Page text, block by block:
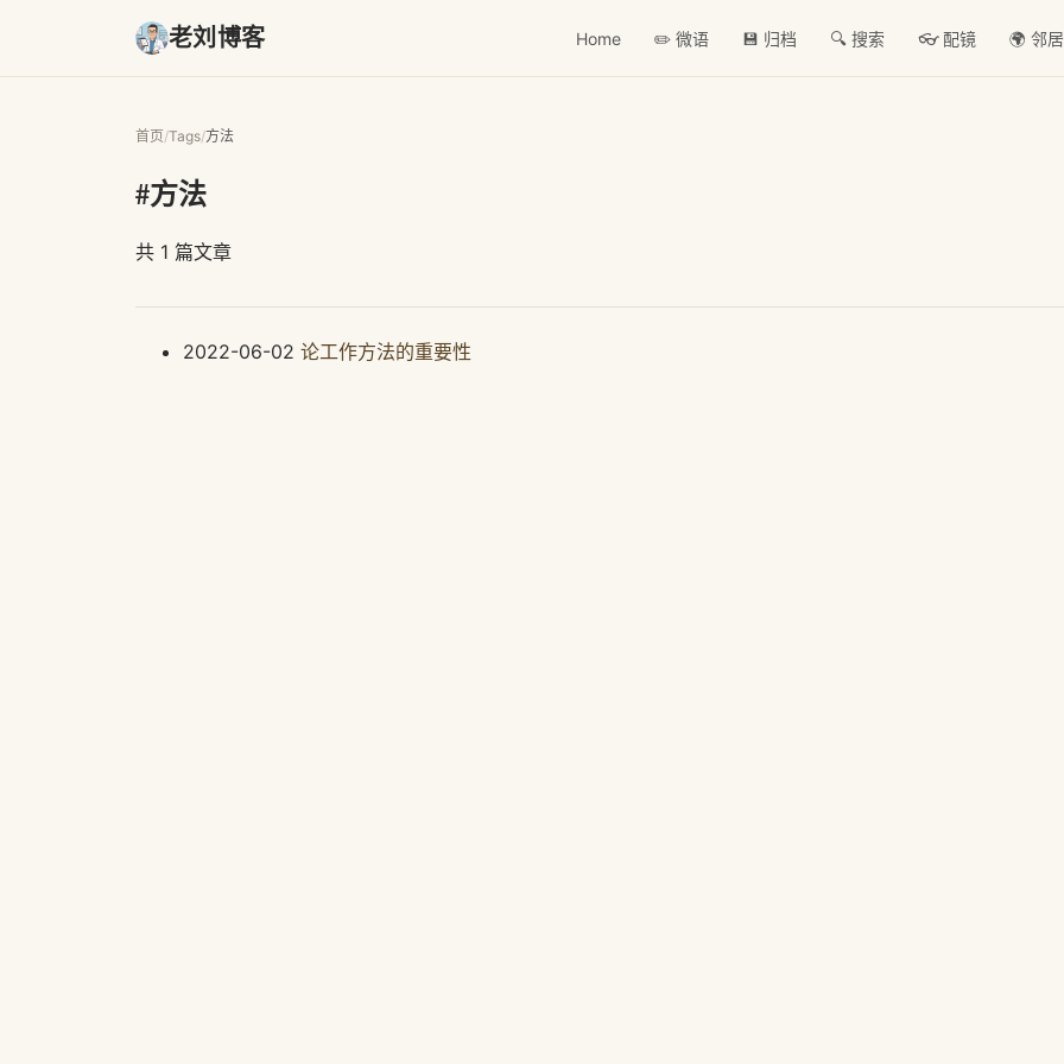
老刘博客 Home ✏️ 微语 💾 归档 🔍 搜索 👓 配镜 🌍 邻居
首页/Tags/方法
#方法
共 1 篇文章
2022-06-02 论工作方法的重要性